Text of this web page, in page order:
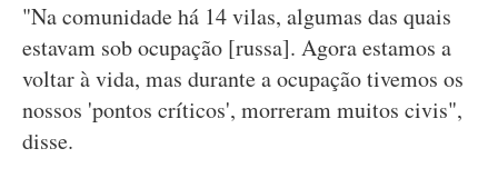
"Na comunidade há 14 vilas, algumas das quais
estavam sob ocupação [russa]. Agora estamos a
voltar à vida, mas durante a ocupação tivemos os
nossos 'pontos críticos', morreram muitos civis",
disse.